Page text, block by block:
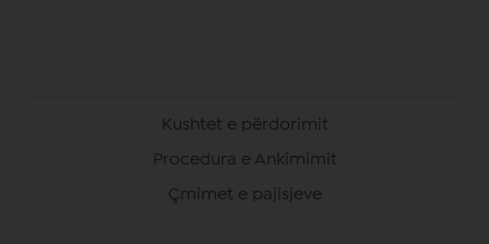
Kushtet e përdorimit
Procedura e Ankimimit
Çmimet e pajisjeve